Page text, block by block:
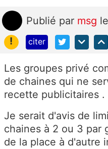
Publié par msg
!
citer
Les groupes privé
de chaines qui ne
recette publicitaires .
Je serait d'avis de
chaines à 2 ou 3 par
de la place à d'autre